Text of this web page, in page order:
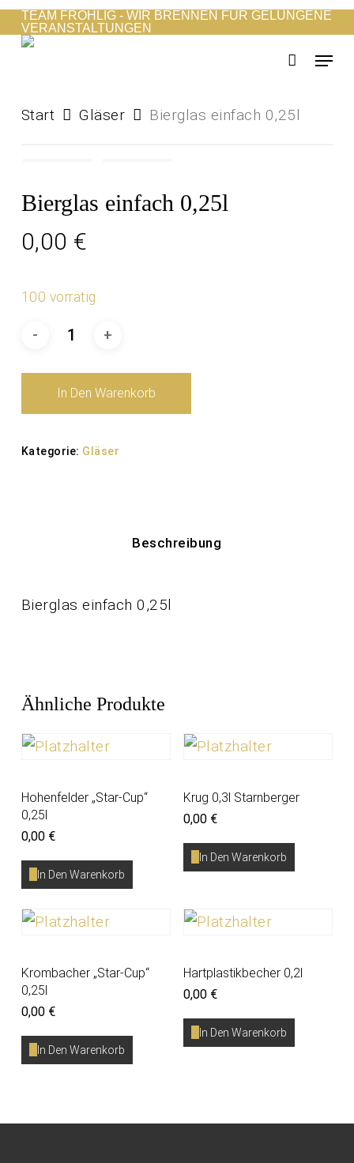
Skip
to
TEAM FRÖHLIG - WIR BRENNEN FÜR GELUNGENE
VERANSTALTUNGEN
Menu
Start Gläser Bierglas einfach 0,25l
Bierglas einfach 0,25l
0,00 €
100 vorrätig
In Den Warenkorb
Kategorie: Gläser
Beschreibung
Bierglas einfach 0,25l
Ähnliche Produkte
Hohenfelder „Star-Cup“
0,25l
0,00 €
In Den Warenkorb
Krug 0,3l Starnberger
0,00 €
In Den Warenkorb
Krombacher „Star-Cup“
0,25l
0,00 €
In Den Warenkorb
Hartplastikbecher 0,2l
0,00 €
In Den Warenkorb